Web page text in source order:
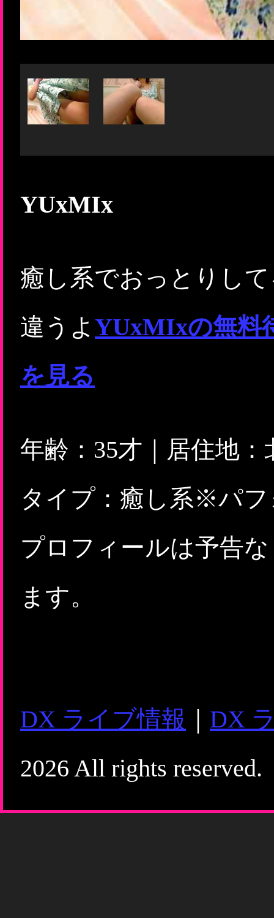
YUxMIx
癒し系でおっとりし
違うよ YUxMIxの無料
を見る
年齢：35才｜居住地
タイプ：癒し系※パフ
プロフィールは予告
ます。
DX ライブ情報
DX
2026 All rights reserved.